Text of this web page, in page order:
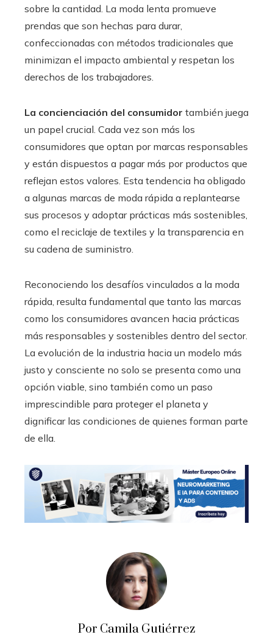
sobre la cantidad. La moda lenta promueve
prendas que son hechas para durar,
confeccionadas con métodos tradicionales que
minimizan el impacto ambiental y respetan los
derechos de los trabajadores.
La concienciación del consumidor también juega
un papel crucial. Cada vez son más los
consumidores que optan por marcas responsables
y están dispuestos a pagar más por productos que
reflejan estos valores. Esta tendencia ha obligado
a algunas marcas de moda rápida a replantearse
sus procesos y adoptar prácticas más sostenibles,
como el reciclaje de textiles y la transparencia en
su cadena de suministro.
Reconociendo los desafíos vinculados a la moda
rápida, resulta fundamental que tanto las marcas
como los consumidores avancen hacia prácticas
más responsables y sostenibles dentro del sector.
La evolución de la industria hacia un modelo más
justo y consciente no solo se presenta como una
opción viable, sino también como un paso
imprescindible para proteger el planeta y
dignificar las condiciones de quienes forman parte
de ella.
Por Camila Gutiérrez